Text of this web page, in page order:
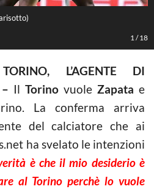
1 /18
L’AGENTE DI
Il Torino vuole Zapata e
La conferma arriva
del calciatore che ai
ha svelato le intenzioni
è che il mio desiderio è
al Torino perchè lo vuole